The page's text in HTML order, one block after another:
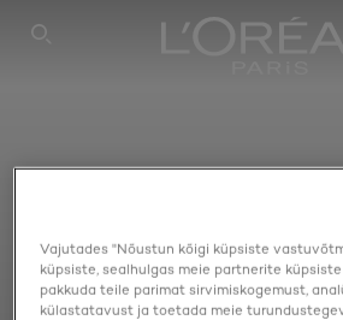
Vajutades "Nõustun kõigi küpsiste
küpsiste, sealhulgas meie partnerite
pakkuda teile parimat sirvimiskogemust,
külastatavust ja toetada meie